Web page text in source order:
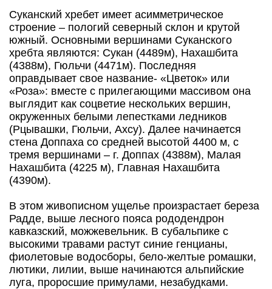
Суканский хребет имеет асимметрическое
строение – пологий северный склон и крутой
южный. Основными вершинами Суканского
хребта являются: Сукан (4489м), Нахашбита
(4388м), Гюльчи (4471м). Последняя
оправдывает свое название- «Цветок» или
«Роза»: вместе с прилегающими массивом она
выглядит как соцветие нескольких вершин,
окруженных белыми лепестками ледников
(Рцывашки, Гюльчи, Ахсу). Далее начинается
стена Доппаха со средней высотой 4400 м, с
тремя вершинами – г. Доппах (4388м), Малая
Нахашбита (4225 м), Главная Нахашбита
(4390м).
В этом живописном ущелье произрастает береза
Радде, выше лесного пояса рододендрон
кавказский, можжевельник. В субальпике с
высокими травами растут синие генцианы,
фиолетовые водосборы, бело-желтые ромашки,
лютики, лилии, выше начинаются альпийские
луга, проросшие примулами, незабудками.